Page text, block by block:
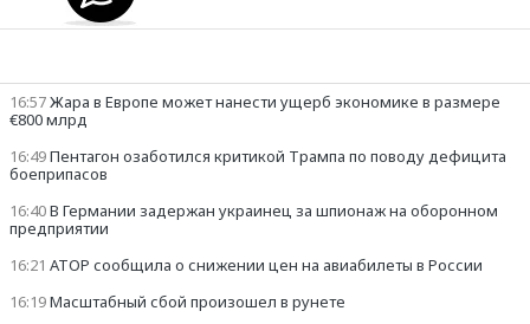
16:57Жара в Европе может нанести ущерб экономике в размере
€800 млрд
16:49Пентагон озаботился критикой Трампа по поводу дефицита
боеприпасов
16:40В Германии задержан украинец за шпионаж на оборонном
предприятии
16:21 АТОР сообщила о снижении цен на авиабилеты в России
16:19Масштабный сбой произошел в рунете